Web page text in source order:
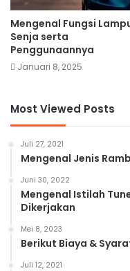
Mengenal Fungsi
Senja serta
Penggunaannya
Januari 8, 2025
Most Viewed Posts
Juli 27, 2021
Mengenal Jenis
Juni 30, 2022
Mengenal Istilah
Dikerjakan
Mei 8, 2023
Berikut Biaya &
Juli 12, 2021